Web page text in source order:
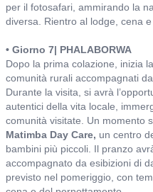
per il fotosafari, ammirando la
diversa. Rientro al lodge, cena
• Giorno 7| PHALABORWA
Dopo la prima colazione, inizia
comunità rurali accompagnati
Durante la visita, si avrà
autentici della vita locale,
comunità visitate. Un momento
Matimba Day Care, un centro
bambini più piccoli. Il pranzo
accompagnato da esibizioni di
previsto nel pomeriggio, con